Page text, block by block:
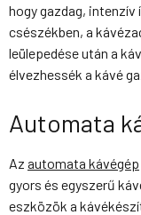
hogy gazdag,
csészékben, a
leülepedése után a
élvezhessék a kávé
Automata
Az automata kávégép
gyors és egyszerű
eszközök a